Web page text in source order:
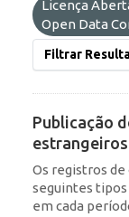
Licença
Open Data
Filtrar
Publicação
estrangeiros
Os registros
seguintes tipos
em cada